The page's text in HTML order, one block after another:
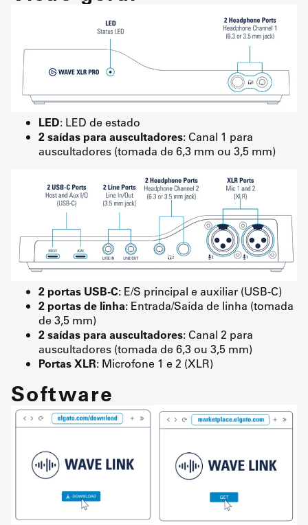
LED: LED de estado
2 saídas para auscultadores: Canal 1 para
auscultadores (tomada de 6,3 mm ou 3,5 mm)
2 portas USB-C: E/S principal e auxiliar (USB-C)
2 portas de linha: Entrada/Saída de linha (tomada
de 3,5 mm)
2 saídas para auscultadores: Canal 2 para
auscultadores (tomada de 6,3 ou 3,5 mm)
Portas XLR: Microfone 1 e 2 (XLR)
Software